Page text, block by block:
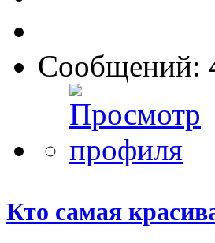
Сообщений:
Кто самая